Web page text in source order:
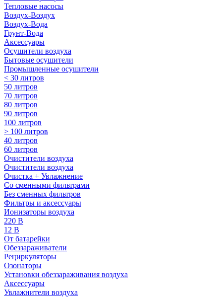
Тепловые насосы
Воздух-Воздух
Воздух-Вода
Грунт-Вода
Аксессуары
Осушители воздуха
Бытовые осушители
Промышленные осушители
< 30 литров
50 литров
70 литров
80 литров
90 литров
100 литров
> 100 литров
40 литров
60 литров
Очистители воздуха
Очистители воздуха
Очистка + Увлажнение
Cо сменными фильтрами
Без сменных фильтров
Фильтры и аксессуары
Ионизаторы воздуха
220 В
12 В
От батарейки
Обеззараживатели
Рециркуляторы
Озонаторы
Установки обеззараживания воздуха
Аксессуары
Увлажнители воздуха